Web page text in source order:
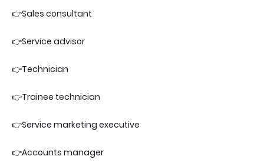
👉Sales consultant
👉Service advisor
👉Technician
👉Trainee technician
👉Service marketing executive
👉Accounts manager